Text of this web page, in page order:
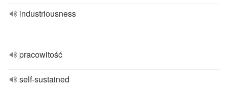
industriousness
pracowitość
self-sustained